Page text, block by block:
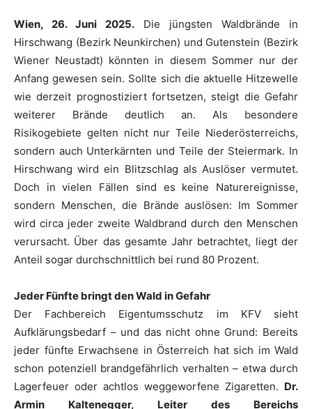
Wien, 26. Juni 2025. Die jüngsten Waldbrände in
Hirschwang (Bezirk Neunkirchen) und Gutenstein (Bezirk
Wiener Neustadt) könnten in diesem Sommer nur der
Anfang gewesen sein. Sollte sich die aktuelle Hitzewelle
wie derzeit prognostiziert fortsetzen, steigt die Gefahr
weiterer Brände deutlich an. Als besondere
Risikogebiete gelten nicht nur Teile Niederösterreichs,
sondern auch Unterkärnten und Teile der Steiermark. In
Hirschwang wird ein Blitzschlag als Auslöser vermutet.
Doch in vielen Fällen sind es keine Naturereignisse,
sondern Menschen, die Brände auslösen: Im Sommer
wird circa jeder zweite Waldbrand durch den Menschen
verursacht. Über das gesamte Jahr betrachtet, liegt der
Anteil sogar durchschnittlich bei rund 80 Prozent.
Jeder Fünfte bringt den Wald in Gefahr
Der Fachbereich Eigentumsschutz im KFV sieht
Aufklärungsbedarf – und das nicht ohne Grund: Bereits
jeder fünfte Erwachsene in Österreich hat sich im Wald
schon potenziell brandgefährlich verhalten – etwa durch
Lagerfeuer oder achtlos weggeworfene Zigaretten. Dr.
Armin Kaltenegger, Leiter des Bereichs